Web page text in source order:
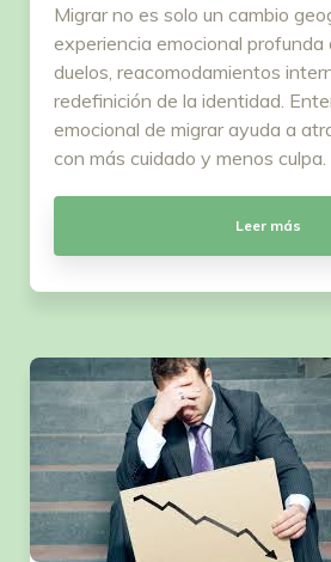
Migrar no es solo un cambio
experiencia emocional profunda
duelos, reacomodamientos
redefinición de la identidad.
emocional de migrar ayuda a
con más cuidado y menos culpa.
Leer más